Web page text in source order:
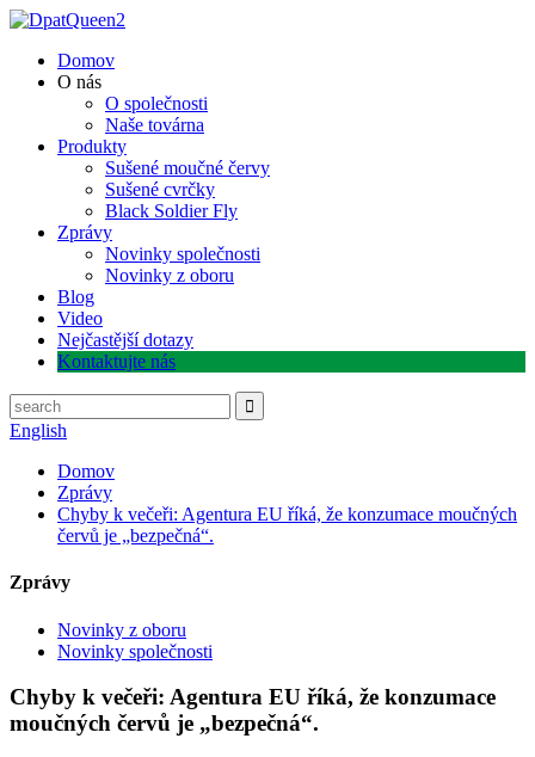
Domov
O nás
O společnosti
Naše továrna
Produkty
Sušené moučné červy
Sušené cvrčky
Black Soldier Fly
Zprávy
Novinky společnosti
Novinky z oboru
Blog
Video
Nejčastější dotazy
Kontaktujte nás
English
Domov
Zprávy
Chyby k večeři: Agentura EU říká, že konzumace moučných
červů je „bezpečná“.
Zprávy
Novinky z oboru
Novinky společnosti
Chyby k večeři: Agentura EU říká, že konzumace
moučných červů je „bezpečná“.